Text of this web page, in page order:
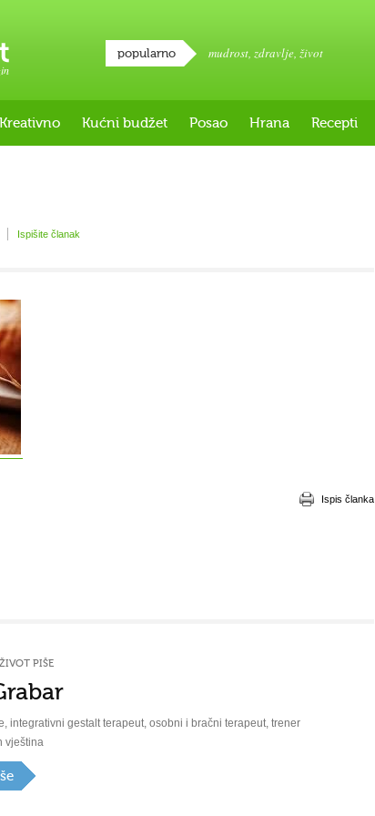
popularno mudrost, zdravlje, život
Kreativno Kućni budžet Posao Hrana Recepti
Ispišite članak
Ispis članka
PIŠE
integrativni gestalt terapeut, osobni i bračni terapeut, trener
vještina